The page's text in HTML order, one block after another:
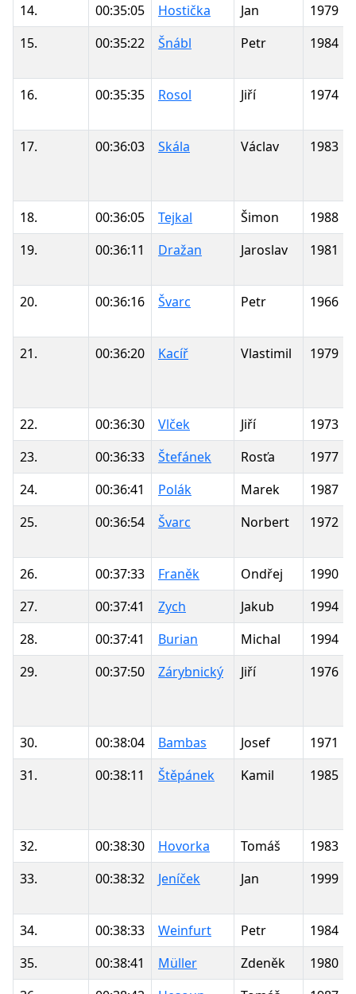
14.
00:35:05 Hostička Jan
1979
15.
00:35:22 Šnábl Petr 1984
16. 00:35:35 Rosol Jiří 1974
17. 00:36:03 Skála Václav 1983
18. 00:36:05 Tejkal Šimon
1988
19.
00:36:11 Dražan Jaroslav 1981
20. 00:36:16 Švarc Petr 1966
21. 00:36:20 Kacíř Vlastimil 1979
22. 00:36:30 Vlček Jiří
1973
23.
00:36:33 Štefánek Rosťa
1977
24.
00:36:41 Polák Marek
1987
25.
00:36:54 Švarc Norbert 1972
26. 00:37:33 Franěk Ondřej
1990
27.
00:37:41 Zych Jakub
1994
28.
00:37:41 Burian Michal
1994
29.
00:37:50 Zárybnický Jiří 1976
30. 00:38:04 Bambas Josef
1971
31.
00:38:11 Štěpánek Kamil 1985
32. 00:38:30 Hovorka Tomáš
1983
33.
00:38:32 Jeníček Jan 1999
34. 00:38:33 Weinfurt Petr
1984
35.
00:38:41 Müller Zdeněk
1980